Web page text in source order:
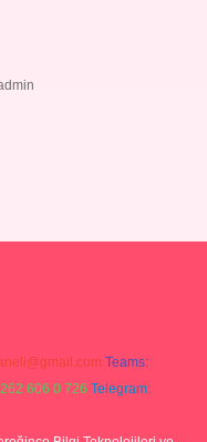
Teams:
606 0 726 Telegram: